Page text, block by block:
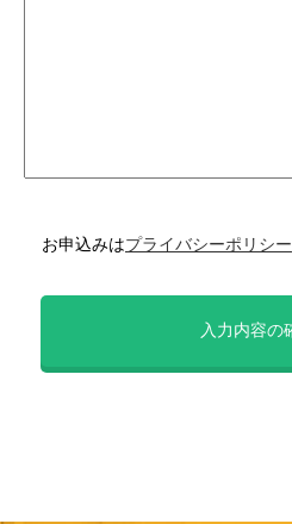
お申込みはプライバシーポリシー